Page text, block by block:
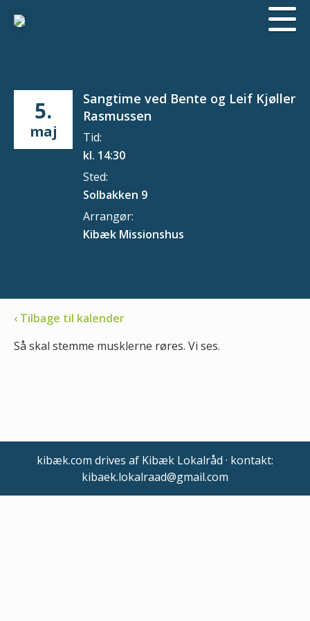
5.
maj
Sangtime ved Bente og Leif Kjøller
Rasmussen
Tid:
kl. 14:30
Sted:
Solbakken 9
Arrangør:
Kibæk Missionshus
‹ Tilbage til kalender
Så skal stemme musklerne røres. Vi ses.
kibæk.com drives af Kibæk Lokalråd · kontakt:
kibaek.lokalraad@gmail.com